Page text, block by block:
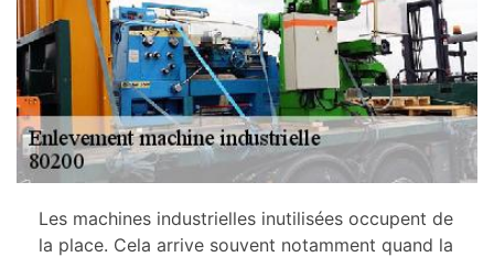
Les machines industrielles inutilisées occupent de
la place. Cela arrive souvent notamment quand la